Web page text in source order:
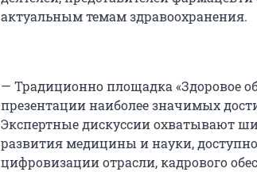
актуальным темам здравоохранения.
— Традиционно площадка «Здоровое
презентации наиболее значимых
Экспертные дискуссии охватывают
развития медицины и науки,
цифровизации отрасли, кадрового